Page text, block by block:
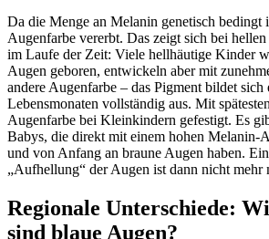
Da die Menge an Melanin genetisch bedingt
Augenfarbe vererbt. Das zeigt sich bei
im Laufe der Zeit: Viele hellhäutige Kinder
Augen geboren, entwickeln aber mit
andere Augenfarbe – das Pigment bildet sich
Lebensmonaten vollständig aus. Mit
Augenfarbe bei Kleinkindern gefestigt. Es
Babys, die direkt mit einem hohen Melanin-
und von Anfang an braune Augen haben.
„Aufhellung“ der Augen ist dann nicht mehr
Regionale Unterschiede:
sind blaue Augen?